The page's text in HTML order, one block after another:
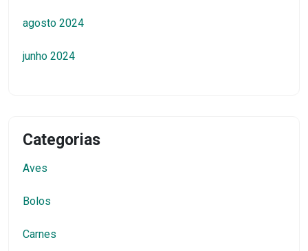
agosto 2024
junho 2024
Categorias
Aves
Bolos
Carnes